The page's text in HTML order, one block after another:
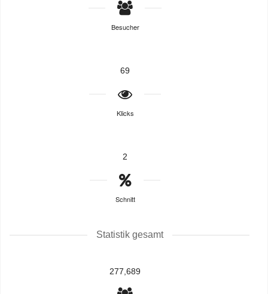
Besucher
69
Klicks
2
Schnitt
Statistik gesamt
277,689